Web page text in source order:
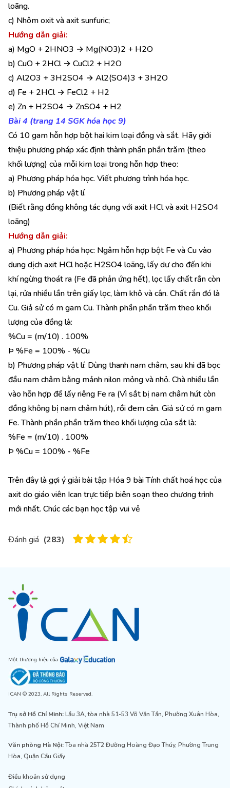
loãng.
c) Nhôm oxit và axit sunfuric;
Hướng dẫn giải:
a) MgO + 2HNO3 → Mg(NO3)2 + H2O
b) CuO + 2HCl → CuCl2 + H2O
c) Al2O3 + 3H2SO4 → Al2(SO4)3 + 3H2O
d) Fe + 2HCl → FeCl2 + H2
e) Zn + H2SO4 → ZnSO4 + H2
Bài 4 (trang 14 SGK hóa học 9)
Có 10 gam hỗn hợp bột hai kim loại đồng và sắt. Hãy giới
thiệu phương pháp xác định thành phần phần trăm (theo
khối lượng) của mỗi kim loại trong hỗn hợp theo:
a) Phương pháp hóa học. Viết phương trình hóa học.
b) Phương pháp vật lí.
(Biết rằng đồng không tác dụng với axit HCl và axit H2SO4
loãng)
Hướng dẫn giải:
a) Phương pháp hóa học: Ngâm hỗn hợp bột Fe và Cu vào
dung dịch axit HCl hoặc H2SO4 loãng, lấy dư cho đến khi
khí ngừng thoát ra (Fe đã phản ứng hết), lọc lấy chất rắn còn
lại, rửa nhiều lần trên giấy lọc, làm khô và cân. Chất rắn đó là
Cu. Giả sử có m gam Cu. Thành phần phần trăm theo khối
lượng của đồng là:
%Cu = (m/10) . 100%
Þ %Fe = 100% - %Cu
b) Phương pháp vật lí: Dùng thanh nam châm, sau khi đã bọc
đầu nam châm bằng mảnh nilon mỏng và nhỏ. Chà nhiều lần
vào hỗn hợp để lấy riêng Fe ra (Vì sắt bị nam châm hút còn
đồng không bị nam châm hút), rồi đem cân. Giả sử có m gam
Fe. Thành phần phần trăm theo khối lượng của sắt là:
%Fe = (m/10) . 100%
Þ %Cu = 100% - %Fe
Trên đây là gợi ý giải bài tập Hóa 9 bài Tính chất hoá học của
axit do giáo viên Ican trực tiếp biên soạn theo chương trình
mới nhất. Chúc các bạn học tập vui vẻ
Đánh giá (283)
Một thương hiệu của
ICAN © 2023, All Rights Reserved.
Trụ sở Hồ Chí Minh:Lầu 3A, tòa nhà 51-53 Võ Văn Tần, Phường Xuân Hòa,
Thành phố Hồ Chí Minh, Việt Nam
Văn phòng Hà Nội:Tòa nhà 25T2 Đường Hoàng Đạo Thúy, Phường Trung
Hòa, Quận Cầu Giấy
Điều khoản sử dụng